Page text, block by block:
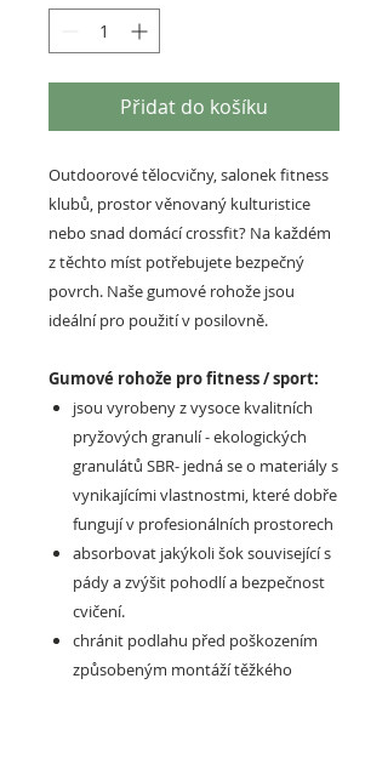
Přidat do košíku
Outdoorové tělocvičny, salonek fitness
klubů, prostor věnovaný kulturistice
nebo snad domácí crossfit? Na každém
z těchto míst potřebujete bezpečný
povrch. Naše gumové rohože jsou
ideální pro použití v posilovně.
Gumové rohože pro fitness / sport:
jsou vyrobeny z vysoce kvalitních
pryžových granulí - ekologických
granulátů SBR- jedná se o materiály s
vynikajícími vlastnostmi, které dobře
fungují v profesionálních prostorech
absorbovat jakýkoli šok související s
pády a zvýšit pohodlí a bezpečnost
cvičení.
chránit podlahu před poškozením
způsobeným montáží těžkého